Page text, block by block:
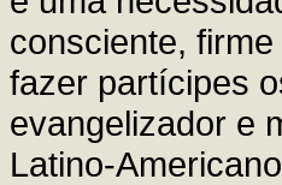
consciente,
fazer partícipes
evangelizador e
Latino-